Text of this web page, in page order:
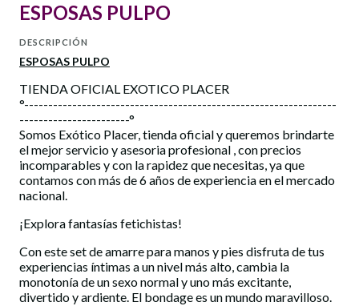
ESPOSAS PULPO
DESCRIPCIÓN
ESPOSAS PULPO
TIENDA OFICIAL EXOTICO PLACER
°-----------------------------------------------------------------
-----------------------°
Somos Exótico Placer, tienda oficial y queremos brindarte
el mejor servicio y asesoria profesional , con precios
incomparables y con la rapidez que necesitas, ya que
contamos con más de 6 años de experiencia en el mercado
nacional.
¡Explora fantasías fetichistas!
Con este set de amarre para manos y pies disfruta de tus
experiencias íntimas a un nivel más alto, cambia la
monotonía de un sexo normal y uno más excitante,
divertido y ardiente. El bondage es un mundo maravilloso.